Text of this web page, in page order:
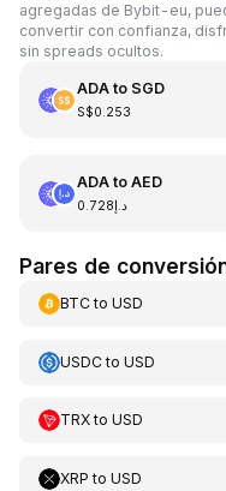
agregadas de Bybit-eu,
convertir con confianza,
sin spreads ocultos.
ADAto SGD
S$0.253
ADAto AED
د.إ0.728
Pares de
BTCto USD
USDCto USD
TRXto USD
XRP to USD